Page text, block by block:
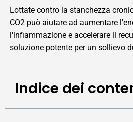
Lottate contro la stanchezza
CO2 può aiutare ad aumentare
l'infiammazione e accelerare il
soluzione potente per un sollievo
Indice dei